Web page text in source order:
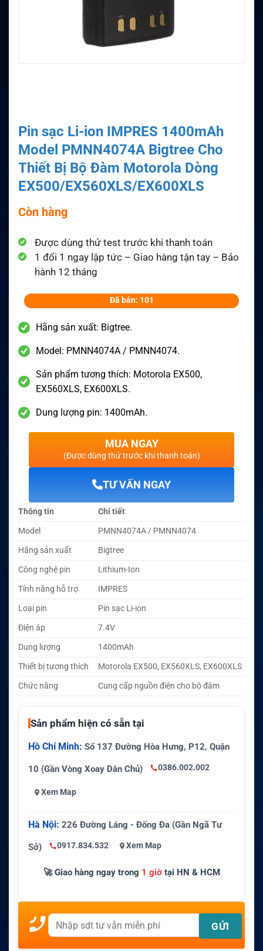
Pin sạc Li-ion IMPRES 1400mAh
Model PMNN4074A Bigtree Cho
Thiết Bị Bộ Đàm Motorola Dòng
EX500/EX560XLS/EX600XLS
Còn hàng
Được dùng thử test trước khi thanh toán
1 đổi 1 ngay lập tức – Giao hàng tận tay – Bảo
hành 12 tháng
Đã bán: 101
Hãng sản xuất: Bigtree.
Model: PMNN4074A / PMNN4074.
Sản phẩm tương thích: Motorola EX500,
EX560XLS, EX600XLS.
Dung lượng pin: 1400mAh.
MUA NGAY
(Được dùng thử trước khi thanh toán)
TƯ VẤN NGAY
Thông tin
Chi tiết
Model
PMNN4074A / PMNN4074
Hãng sản xuất
Bigtree
Công nghệ pin
Lithium-Ion
Tính năng hỗ trợ
IMPRES
Loại pin
Pin sạc Li-ion
Điện áp
7.4V
Dung lượng
1400mAh
Thiết bị tương thích
Motorola EX500, EX560XLS, EX600XLS
Chức năng
Cung cấp nguồn điện cho bộ đàm
Sản phẩm hiện có sẵn tại
Hồ Chí Minh: Số 137 Đường Hòa Hưng, P12, Quận
10 (Gần Vòng Xoay Dân Chủ) 0386.002.002
Xem Map
Hà Nội: 226 Đường Láng - Đống Đa (Gần Ngã Tư
Sở) 0917.834.532 Xem Map
🚀 Giao hàng ngay trong 1 giờtại HN & HCM